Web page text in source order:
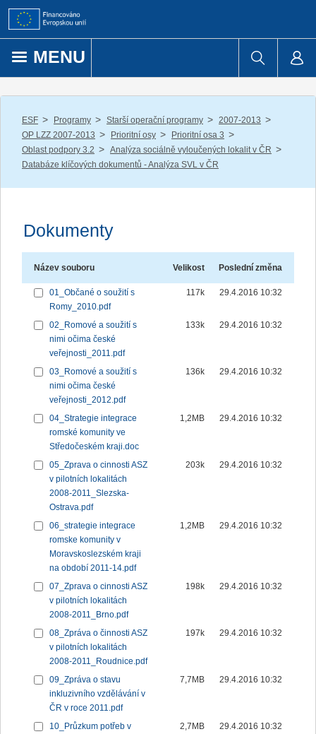
Přejít k obsahu
MENU
ESF / Programy / Starší operační programy / 2007-2013 /
OP LZZ 2007-2013 / Prioritní osy / Prioritní osa 3 /
Oblast podpory 3.2 / Analýza sociálně vyloučených lokalit v ČR /
Databáze klíčových dokumentů - Analýza SVL v ČR
Dokumenty
Název souboru Velikost Poslední změna
01_Občané o soužití s
Romy_2010.pdf
117k 29.4.2016 10:32
02_Romové a soužití s
nimi očima české
veřejnosti_2011.pdf
133k 29.4.2016 10:32
03_Romové a soužití s
nimi očima české
veřejnosti_2012.pdf
136k 29.4.2016 10:32
04_Strategie integrace
romské komunity ve
Středočeském kraji.doc
1,2MB 29.4.2016 10:32
05_Zprava o cinnosti ASZ
v pilotních lokalitách
2008-2011_Slezska-
Ostrava.pdf
203k 29.4.2016 10:32
06_strategie integrace
romske komunity v
Moravskoslezském kraji
na období 2011-14.pdf
1,2MB 29.4.2016 10:32
07_Zprava o cinnosti ASZ
v pilotních lokalitách
2008-2011_Brno.pdf
198k 29.4.2016 10:32
08_Zpráva o činnosti ASZ
v pilotních lokalitách
2008-2011_Roudnice.pdf
197k 29.4.2016 10:32
09_Zpráva o stavu
inkluzivního vzdělávání v
ČR v roce 2011.pdf
7,7MB 29.4.2016 10:32
10_Průzkum potřeb v
2,7MB 29.4.2016 10:32